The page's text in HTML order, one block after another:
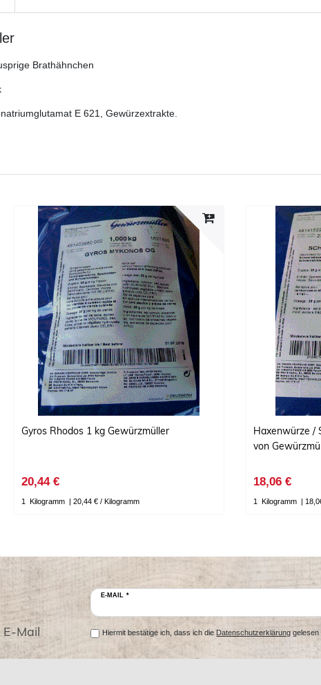
Brathähnchen
E 621, Gewürzextrakte.
Gyros Rhodos 1 kg Gewürzmüller
20,44 €
1 Kilogramm | 20,44 € / Kilogramm
Haxenwürze /
von
18,06 €
1 Kilogramm |
Mail
E-MAIL *
Hiermit bestätige ich, dass ich die Datenschutzerklärunggelesen